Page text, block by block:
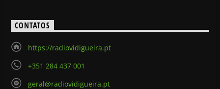
CONTATOS
https://radiovidigueira.pt
+351 284 437 001
geral@radiovidigueira.pt